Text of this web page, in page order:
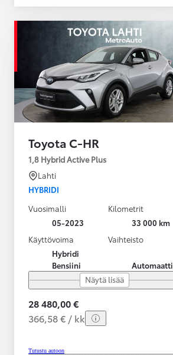
Toyota C-HR
1,8 Hybrid Active Plus
Lahti
HYBRIDI
Vuosimalli
05-2023
Kilometrit
33 000 km
Käyttövoima
Hybridi
Bensiini
Vaihteisto
Automaatti
Näytä lisää
28 480,00 €
366,58 € / kk
Tutustu autoon